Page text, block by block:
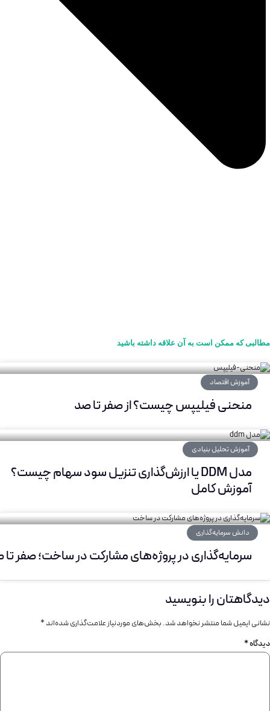
مطالبی که ممکن است به آن علاقه داشته باشید
آموزش اقتصاد
منحنی فیلیپس چیست؟ از صفر تا صد
آموزش تحلیل بنیادی
مدل DDM یا ارزش‌گذاری تنزیل سود سهام چیست؟
آموزش کامل
دانش سرمایه‌گذاری
سرمایه‌گذاری در پروژه‌های مشارکت در ساخت؛ صفر
دیدگاهتان را بنویسید
نشانی ایمیل شما منتشر نخواهد شد. بخش‌های موردنیاز علامت‌گذاری شده‌اند *
دیدگاه*